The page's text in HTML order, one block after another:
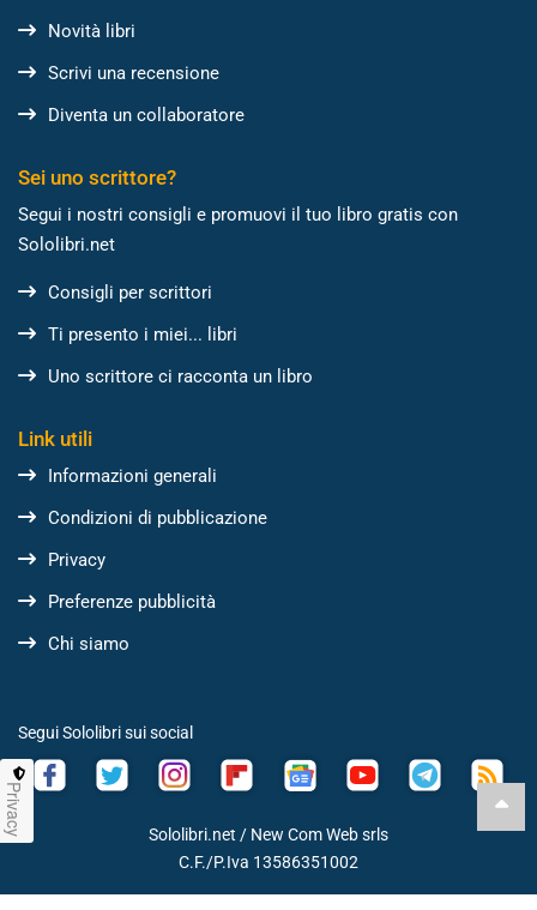
Novità libri
Scrivi una recensione
Diventa un collaboratore
Sei uno scrittore?
Segui i nostri consigli e promuovi il tuo libro gratis con
Sololibri.net
Consigli per scrittori
Ti presento i miei... libri
Uno scrittore ci racconta un libro
Link utili
Informazioni generali
Condizioni di pubblicazione
Privacy
Preferenze pubblicità
Chi siamo
Segui Sololibri sui social
Sololibri.net / New Com Web srls
C.F./P.Iva 13586351002
Privacy